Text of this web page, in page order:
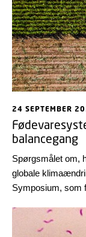
24 SEPTEMBER
balancegang
Spørgsmålet om,
globale
Symposium, som
Seniorforsker
vil moderere et